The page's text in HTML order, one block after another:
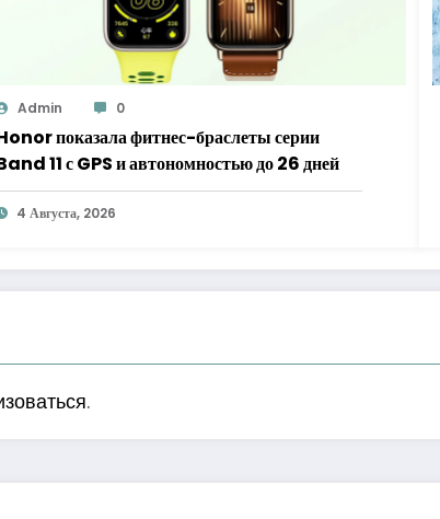
Admin 0
показала фитнес-браслеты серии
11 с GPS и автономностью до 26 дней
4 Августа, 2026
.